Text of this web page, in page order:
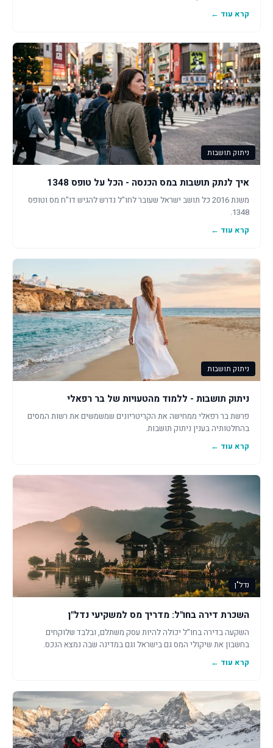
קרא עוד ←
ניתוק תושבות
איך לנתק תושבות במס הכנסה - הכל על טופס 1348
משנת 2016 כל תושב ישראל שעובר לחו"ל נדרש להגיש דו"ח מס וטופס
1348.
קרא עוד ←
ניתוק תושבות
ניתוק תושבות - ללמוד מהטעויות של בר רפאלי
פרשת בר רפאלי ממחישה את הקריטריונים שמשמשים את רשות המסים
בהחלטותיה בענין ניתוק תושבות.
קרא עוד ←
נדל"ן
השכרת דירה בחו"ל: מדריך מס למשקיעי נדל"ן
השקעה בדירה בחו"ל יכולה להיות עסק משתלם, ובלבד שלוקחים
בחשבון את שיקולי המס גם בישראל וגם במדינה שבה נמצא הנכס.
קרא עוד ←